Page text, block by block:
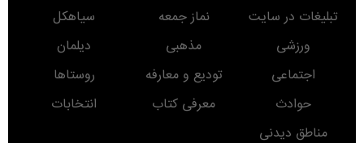
تبلیغات در سایت
نماز جمعه
سیاهکل
ورزشی
مذهبی
دیلمان
اجتماعی
تودیع و معارفه
روستاها
حوادث
معرفی کتاب
انتخابات
مناطق دیدنی